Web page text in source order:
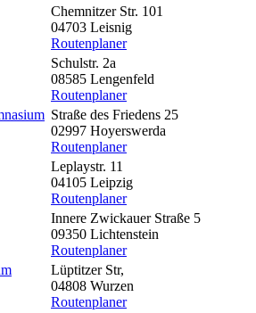
Chemnitzer Str. 101
04703 Leisnig
Routenplaner
Schulstr. 2a
08585 Lengenfeld
Routenplaner
Straße des Friedens 25
02997 Hoyerswerda
Routenplaner
Leplaystr. 11
04105 Leipzig
Routenplaner
Innere Zwickauer Straße 5
09350 Lichtenstein
Routenplaner
Lüptitzer Str,
04808 Wurzen
Routenplaner